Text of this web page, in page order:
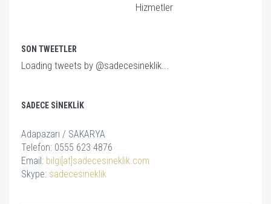
Hizmetler
SON TWEETLER
Loading tweets by @sadecesineklik...
SADECE SINEKLIK
Adapazarı / SAKARYA
Telefon: 0555 623 4876
Email: bilgi[at]sadecesineklik.com
Skype: sadecesineklik